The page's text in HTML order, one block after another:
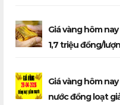
Giá vàng hôm
1,7 triệu đồng/
Giá vàng hôm
nước đồng loạt